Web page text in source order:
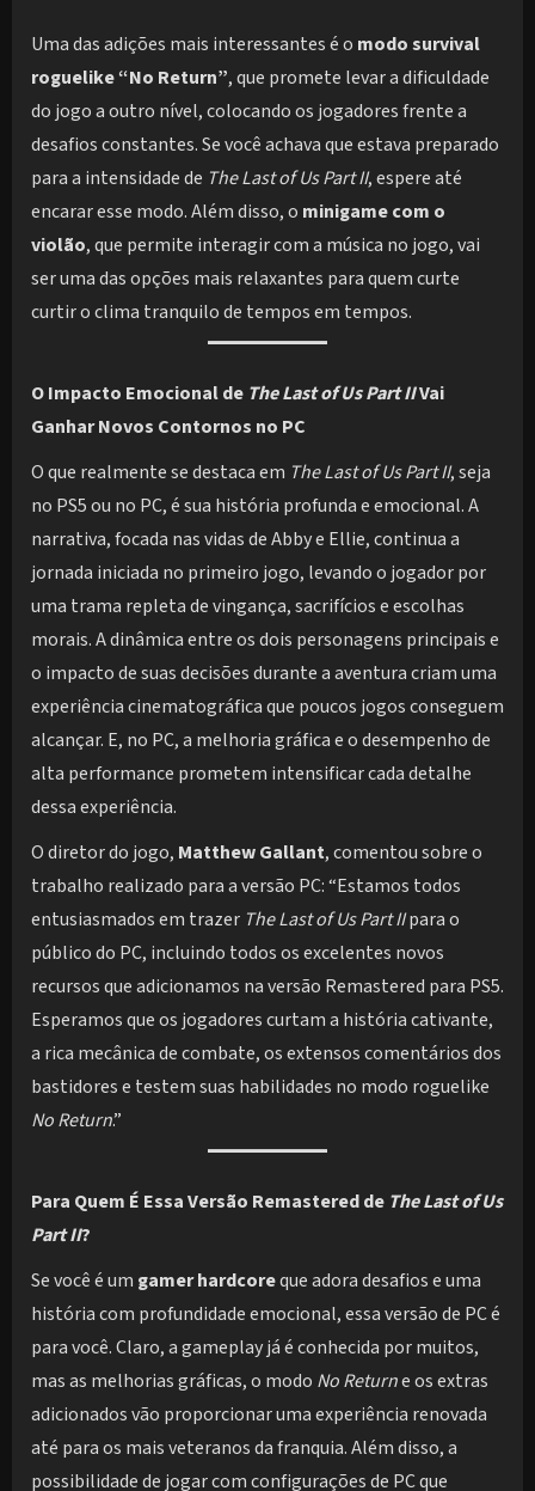
Uma das adições mais interessantes é o modo survival
roguelike “No Return”, que promete levar a dificuldade
do jogo a outro nível, colocando os jogadores frente a
desafios constantes. Se você achava que estava preparado
para a intensidade de The Last of Us Part II, espere até
encarar esse modo. Além disso, o minigame com o
violão, que permite interagir com a música no jogo, vai
ser uma das opções mais relaxantes para quem curte
curtir o clima tranquilo de tempos em tempos.
O Impacto Emocional de The Last of Us Part IIVai
Ganhar Novos Contornos no PC
O que realmente se destaca em The Last of Us Part II, seja
no PS5 ou no PC, é sua história profunda e emocional. A
narrativa, focada nas vidas de Abby e Ellie, continua a
jornada iniciada no primeiro jogo, levando o jogador por
uma trama repleta de vingança, sacrifícios e escolhas
morais. A dinâmica entre os dois personagens principais e
o impacto de suas decisões durante a aventura criam uma
experiência cinematográfica que poucos jogos conseguem
alcançar. E, no PC, a melhoria gráfica e o desempenho de
alta performance prometem intensificar cada detalhe
dessa experiência.
O diretor do jogo, Matthew Gallant, comentou sobre o
trabalho realizado para a versão PC: “Estamos todos
entusiasmados em trazer The Last of Us Part IIpara o
público do PC, incluindo todos os excelentes novos
recursos que adicionamos na versão Remastered para PS5.
Esperamos que os jogadores curtam a história cativante,
a rica mecânica de combate, os extensos comentários dos
bastidores e testem suas habilidades no modo roguelike
No Return.”
Para Quem É Essa Versão Remastered de The Last of Us
Part II?
Se você é um gamer hardcoreque adora desafios e uma
história com profundidade emocional, essa versão de PC é
para você. Claro, a gameplay já é conhecida por muitos,
mas as melhorias gráficas, o modo No Returne os extras
adicionados vão proporcionar uma experiência renovada
até para os mais veteranos da franquia. Além disso, a
possibilidade de jogar com configurações de PC que